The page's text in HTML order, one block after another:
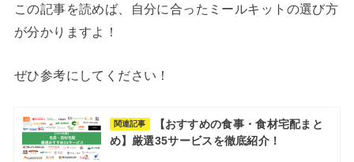
この記事を読めば、自分に合ったミールキットの選び方
が分かりますよ！
ぜひ参考にしてください！
関連記事
【おすすめの食事・食材宅配まと
め】厳選35サービスを徹底紹介！